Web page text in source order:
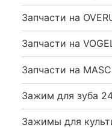
Запчасти на
Запчасти на
Запчасти на
Зажим для зуба
Зажимы для